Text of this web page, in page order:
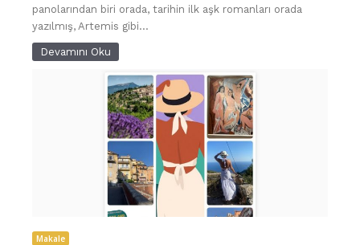
panolarından biri orada, tarihin ilk aşk romanları orada
yazılmış, Artemis gibi...
Devamını Oku
Makale